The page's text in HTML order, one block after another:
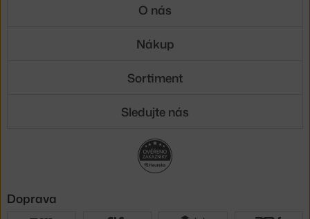
O nás
Nákup
Sortiment
Sledujte nás
Doprava